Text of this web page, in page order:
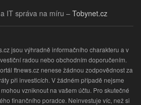
IT správa na míru –Tobynet.cz
jsou výhradně informačního charakteru a v
radou nebo obchodním doporučením.
ftnews.cz nenese žádnou zodpovědnost za
při investicích. V žádném případě nejsme
vzniknout na vašem účtu. Pro skutečné
finančního poradce. Neinvestuje víc, než si